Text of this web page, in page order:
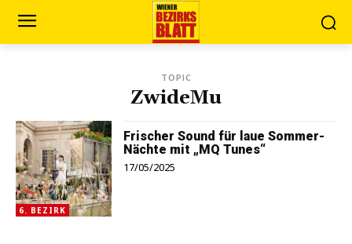
TOPIC
ZwideMu
6. BEZIRK
Frischer Sound für laue Sommer-
Nächte mit „MQ Tunes“
17/05/2025